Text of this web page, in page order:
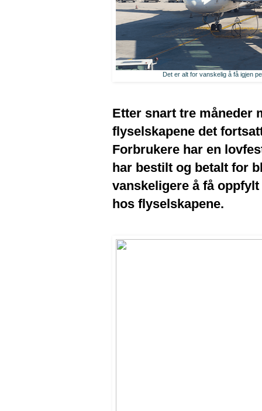
Det er alt for vanskelig å få igjen
Etter snart tre måneder
flyselskapene det
Forbrukere har en
har bestilt og betalt for
vanskeligere å få
hos flyselskapene.